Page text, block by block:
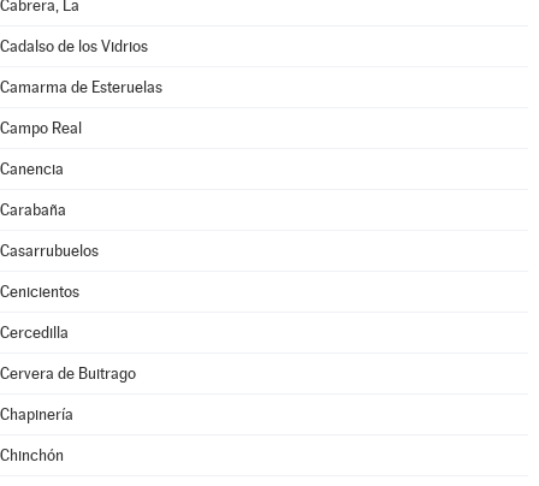
Cabrera, La
Cadalso de los Vidrios
Camarma de Esteruelas
Campo Real
Canencia
Carabaña
Casarrubuelos
Cenicientos
Cercedilla
Cervera de Buitrago
Chapinería
Chinchón